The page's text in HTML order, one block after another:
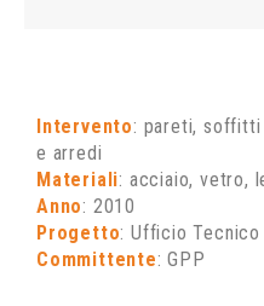
Intervento: pareti, soffitti
e arredi
Materiali: acciaio, vetro,
Anno: 2010
Progetto: Ufficio Tecnico
Committente: GPP